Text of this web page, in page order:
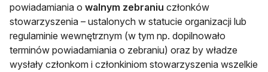
powiadamiania o walnym zebraniu członków
stowarzyszenia – ustalonych w statucie organizacji lub
regulaminie wewnętrznym (w tym np. dopilnowało
terminów powiadamiania o zebraniu) oraz by władze
wysłały członkom i członkiniom stowarzyszenia wszelkie